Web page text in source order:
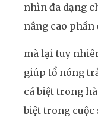
nhìn đa dạng
nâng cao phần
mà lại tuy
giúp tổ nóng
cá biệt trong
biệt trong cuộc